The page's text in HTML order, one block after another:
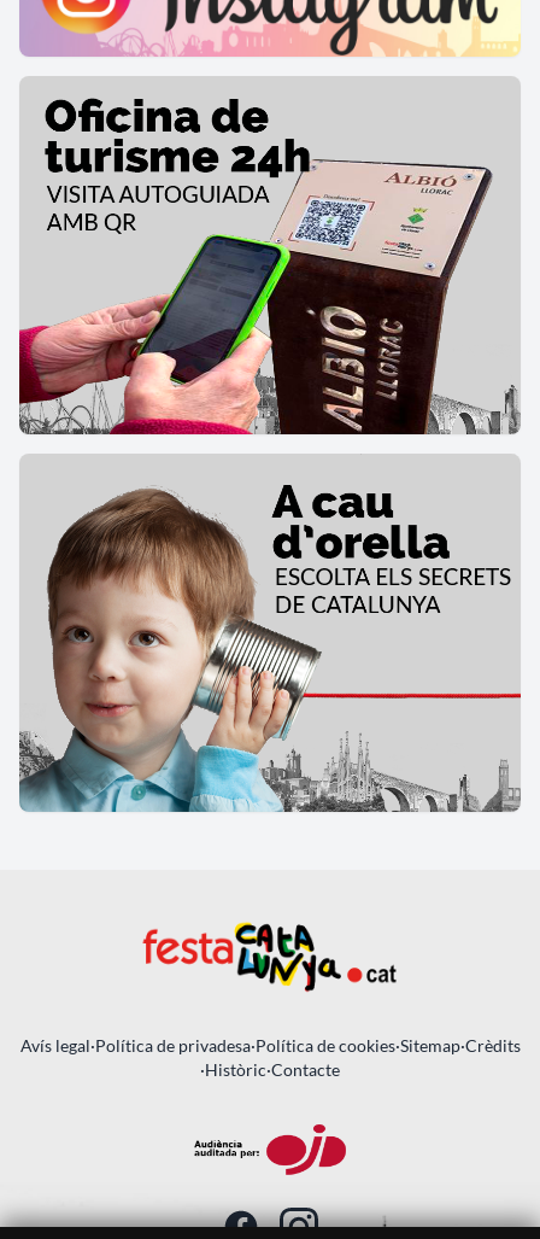
Avís legal·Política de privadesa·Política de cookies·Sitemap·Crèdits
·Històric·Contacte